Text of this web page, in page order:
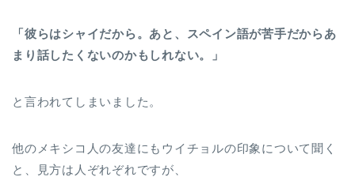
「彼らはシャイだから。あと、スペイン語が苦手だからあ
まり話したくないのかもしれない。」
と言われてしまいました。
他のメキシコ人の友達にもウイチョルの印象について聞く
と、見方は人ぞれぞれですが、